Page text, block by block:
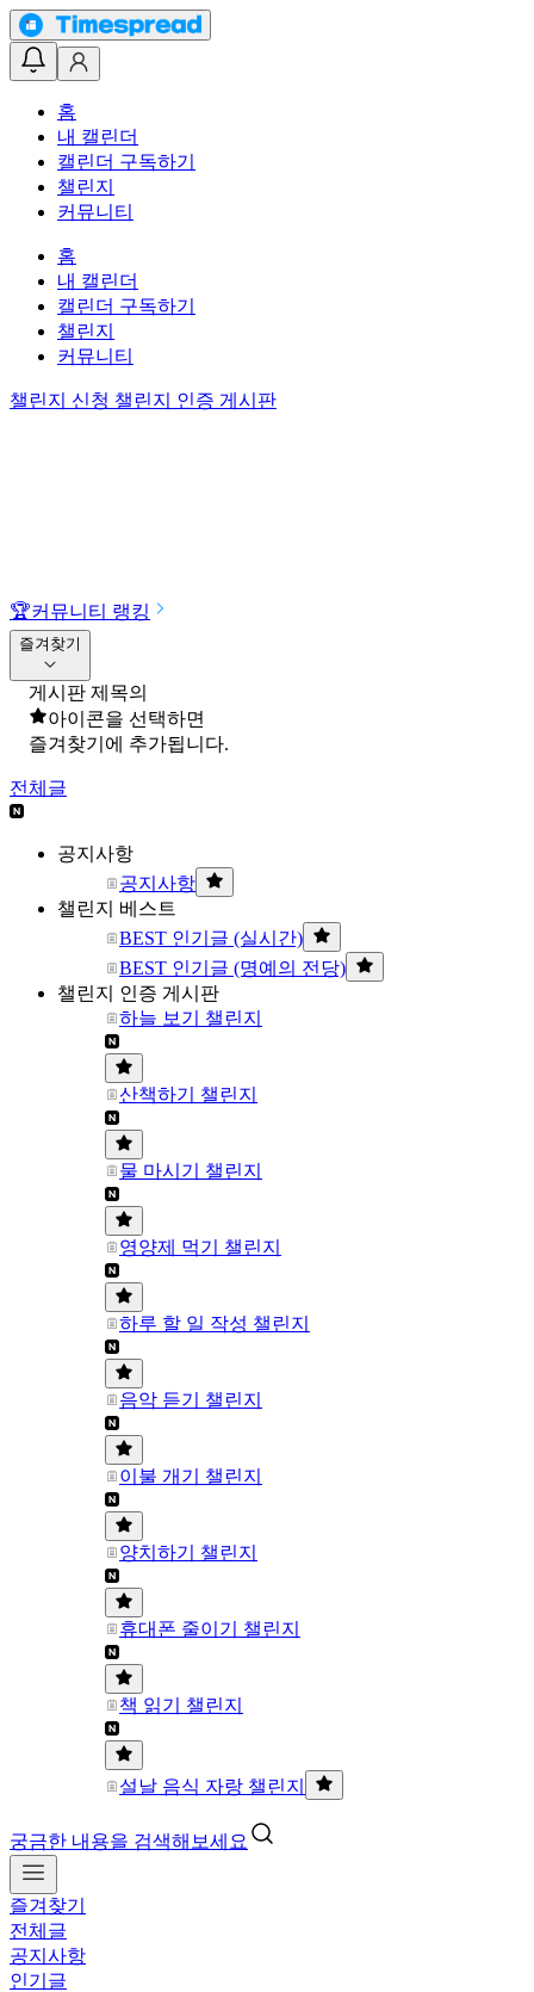
홈
내 캘린더
캘린더 구독하기
챌린지
커뮤니티
홈
내 캘린더
캘린더 구독하기
챌린지
커뮤니티
챌린지 신청 챌린지 인증 게시판
🏆커뮤니티 랭킹
즐겨찾기
게시판 제목의
아이콘을 선택하면
즐겨찾기에 추가됩니다.
전체글
공지사항
공지사항
챌린지 베스트
BEST 인기글 (실시간)
BEST 인기글 (명예의 전당)
챌린지 인증 게시판
하늘 보기 챌린지
산책하기 챌린지
물 마시기 챌린지
영양제 먹기 챌린지
하루 할 일 작성 챌린지
음악 듣기 챌린지
이불 개기 챌린지
양치하기 챌린지
휴대폰 줄이기 챌린지
책 읽기 챌린지
설날 음식 자랑 챌린지
궁금한 내용을 검색해보세요
즐겨찾기
전체글
공지사항
인기글